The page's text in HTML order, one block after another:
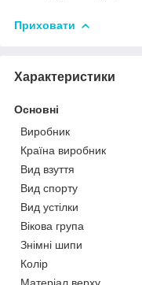
Приховати
Характеристики
Основні
Виробник
Країна виробник
Вид взуття
Вид спорту
Вид устілки
Вікова група
Знімні шипи
Колір
Матеріал верху